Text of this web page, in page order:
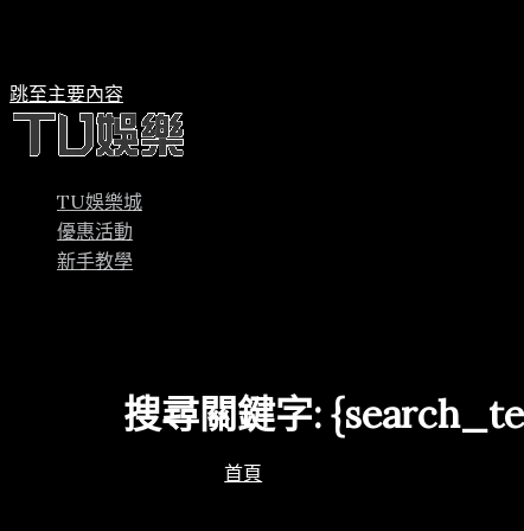
跳至主要內容
TU娛樂城
優惠活動
新手教學
搜尋關鍵字:
首頁